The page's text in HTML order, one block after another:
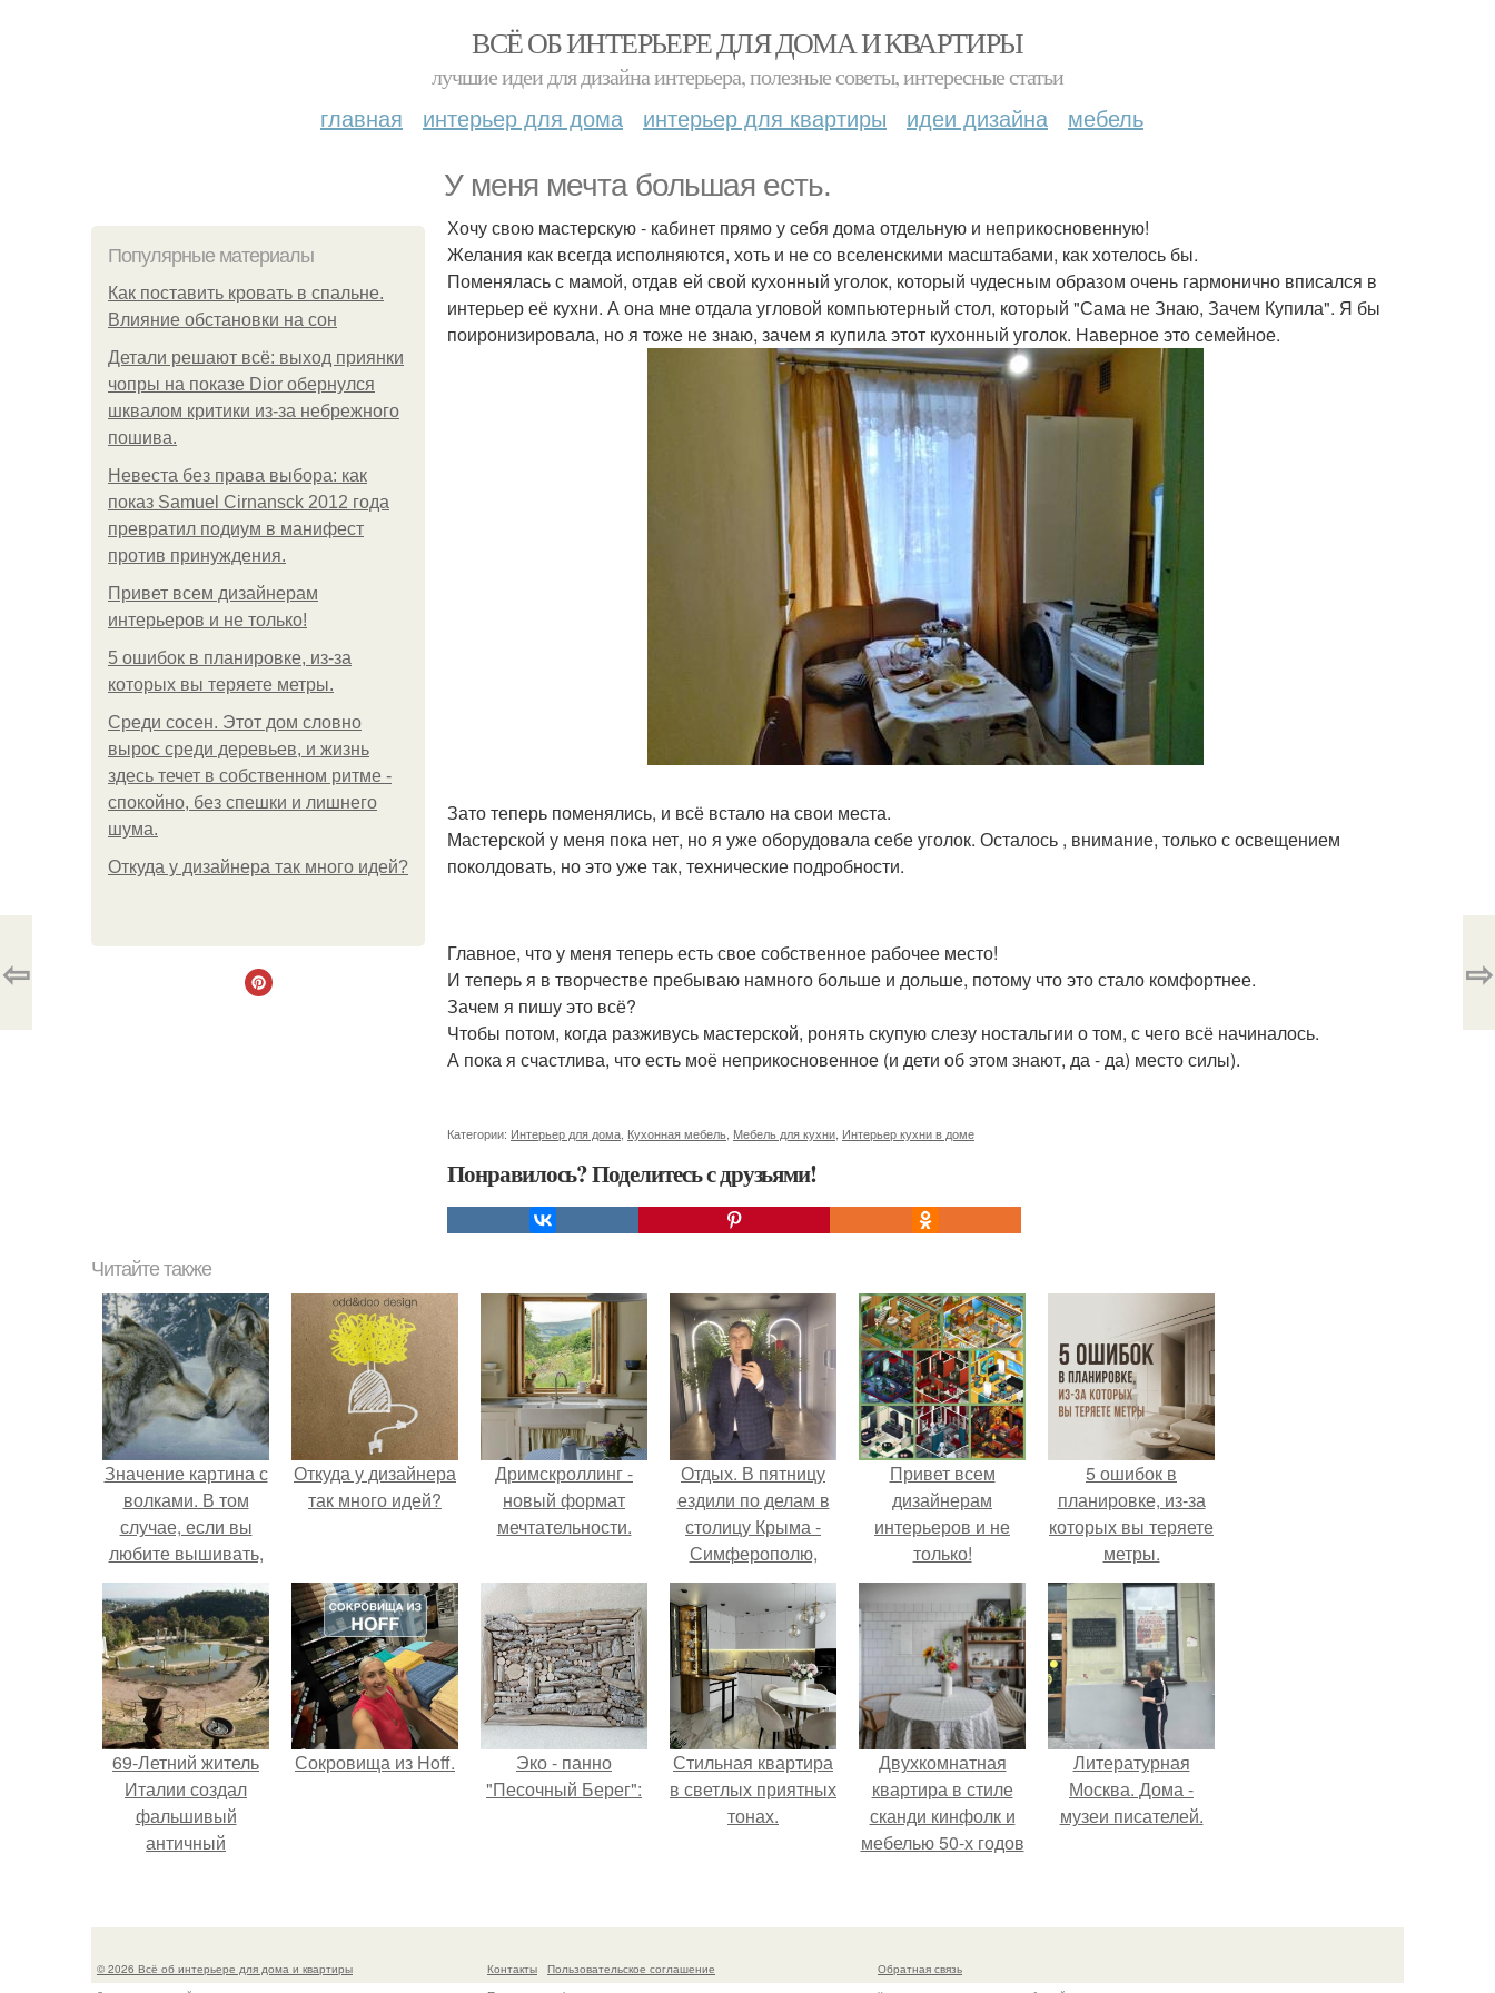
ВСЁ ОБ ИНТЕРЬЕРЕ ДЛЯ ДОМА И КВАРТИРЫ
лучшие идеи для дизайна интерьера, полезные советы, интересные статьи
главная интерьер для дома интерьер для квартиры идеи дизайна мебель
У меня мечта большая есть.
Популярные материалы
Как поставить кровать в спальне.
Влияние обстановки на сон
Детали решают всё: выход приянки
чопры на показе Dior обернулся
шквалом критики из-за небрежного
пошива.
Невеста без права выбора: как
показ Samuel Cirnansck 2012 года
превратил подиум в манифест
против принуждения.
Привет всем дизайнерам
интерьеров и не только!
5 ошибок в планировке, из-за
которых вы теряете метры.
Среди сосен. Этот дом словно
вырос среди деревьев, и жизнь
здесь течет в собственном ритме -
спокойно, без спешки и лишнего
шума.
Откуда у дизайнера так много идей?
Хочу свою мастерскую - кабинет прямо у себя дома отдельную и неприкосновенную!
Желания как всегда исполняются, хоть и не со вселенскими масштабами, как хотелось бы.
Поменялась с мамой, отдав ей свой кухонный уголок, который чудесным образом очень гармонично вписался в
интерьер её кухни. А она мне отдала угловой компьютерный стол, который "Сама не Знаю, Зачем Купила". Я бы
поиронизировала, но я тоже не знаю, зачем я купила этот кухонный уголок. Наверное это семейное.
Зато теперь поменялись, и всё встало на свои места.
Мастерской у меня пока нет, но я уже оборудовала себе уголок. Осталось , внимание, только с освещением
поколдовать, но это уже так, технические подробности.
Главное, что у меня теперь есть свое собственное рабочее место!
И теперь я в творчестве пребываю намного больше и дольше, потому что это стало комфортнее.
Зачем я пишу это всё?
Чтобы потом, когда разживусь мастерской, ронять скупую слезу ностальгии о том, с чего всё начиналось.
А пока я счастлива, что есть моё неприкосновенное (и дети об этом знают, да - да) место силы).
Категории: Интерьер для дома Кухонная мебель Мебель для кухни Интерьер кухни в доме
Понравилось? Поделитесь с друзьями!
⇦ ⇨
Читайте также
Значение картина с
волками. В том
случае, если вы
любите вышивать,
то наверняка
задумывались о
том, что означает та
или иная вышитая
вами картина.
Откуда у дизайнера
так много идей?
Дримскроллинг -
новый формат
мечтательности.
Отдых. В пятницу
ездили по делам в
столицу Крыма -
Симферополю,
после решения
всех вопросов
решили
прогуляться по
центру и культурно
отдохнуть.
Привет всем
дизайнерам
интерьеров и не
только!
5 ошибок в
планировке, из-за
которых вы теряете
метры.
69-Летний житель
Италии создал
фальшивый
античный
успешно выдавал
историческое
Сокровища из Hoff.
Эко - панно
"Песочный Берег":
Стильная квартира
в светлых приятных
тонах.
Двухкомнатная
квартира в стиле
сканди кинфолк и
мебелью 50-х годов
Литературная
Москва. Дома -
музеи писателей.
© 2026 Всё об интерьере для дома и квартиры Контакты
Пользовательское соглашение
Обратная связь